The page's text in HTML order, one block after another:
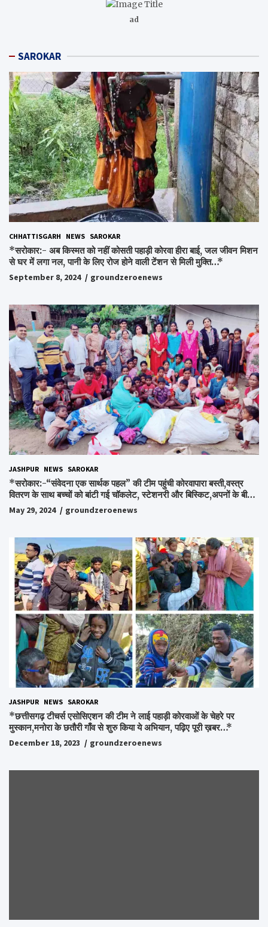
ad
SAROKAR
CHHATTISGARH NEWS SAROKAR
*सरोकार:- अब किस्मत को नहीं कोसती पहाड़ी कोरवा हीरा बाई, जल जीवन मिशन
से घर में लगा नल, पानी के लिए रोज होने वाली टेंशन से मिली मुक्ति…*
September 8, 2024 groundzeroenews
JASHPUR NEWS SAROKAR
*सरोकार:-“संवेदना एक सार्थक पहल” की टीम पहुंची कोरवापारा बस्ती,वस्त्र
वितरण के साथ बच्चों को बांटी गई चॉकलेट, स्टेशनरी और बिस्किट,अपनों के बीच
अपनों को पाकर भाव विभोर हुए लोग,संवेदना समूह के संस्थापक स्व.विश्वबंधु को
किया गया याद,समाजसेवी और समूह के लोगों ने रखी अपनी राय,कहा स्व.शर्मा के
May 29, 2024 groundzeroenews
JASHPUR NEWS SAROKAR
*छत्तीसगढ़ टीचर्स एसोसिएशन की टीम ने लाई पहाड़ी कोरवाओं के चेहरे पर
मुस्कान,मनोरा के छतौरी गाँव से शुरु किया ये अभियान, पढ़िए पूरी ख़बर…*
December 18, 2023 groundzeroenews